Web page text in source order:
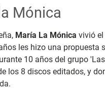
Mónica
María La Mónica vivió
les hizo una propuesta
10 años del grupo
los 8 discos editados, y